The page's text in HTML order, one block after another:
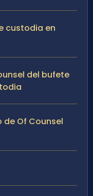
custodia en
del bufete
de Of Counsel